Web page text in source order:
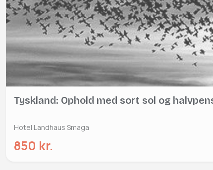
Tyskland: Ophold med sort sol og
Hotel Landhaus Smaga
850 kr.